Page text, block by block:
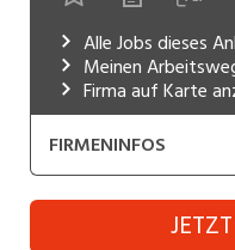
Industrie,
Produktion
Informatik,
Kaufm. Berufe,
Körperpflege,
Alle Jobs dieses
Meinen
Firma auf Karte
FIRMENINFOS
Pflegezentrum